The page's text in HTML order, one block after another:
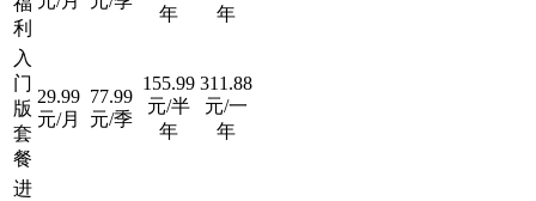
利
年
年
入
门
版
套
餐
29.99
元/月
77.99
元/季
155.99
元/半
年
311.88
元/一
年
进